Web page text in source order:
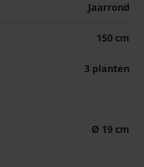
Jaarrond
150 cm
3 planten
Ø 19 cm